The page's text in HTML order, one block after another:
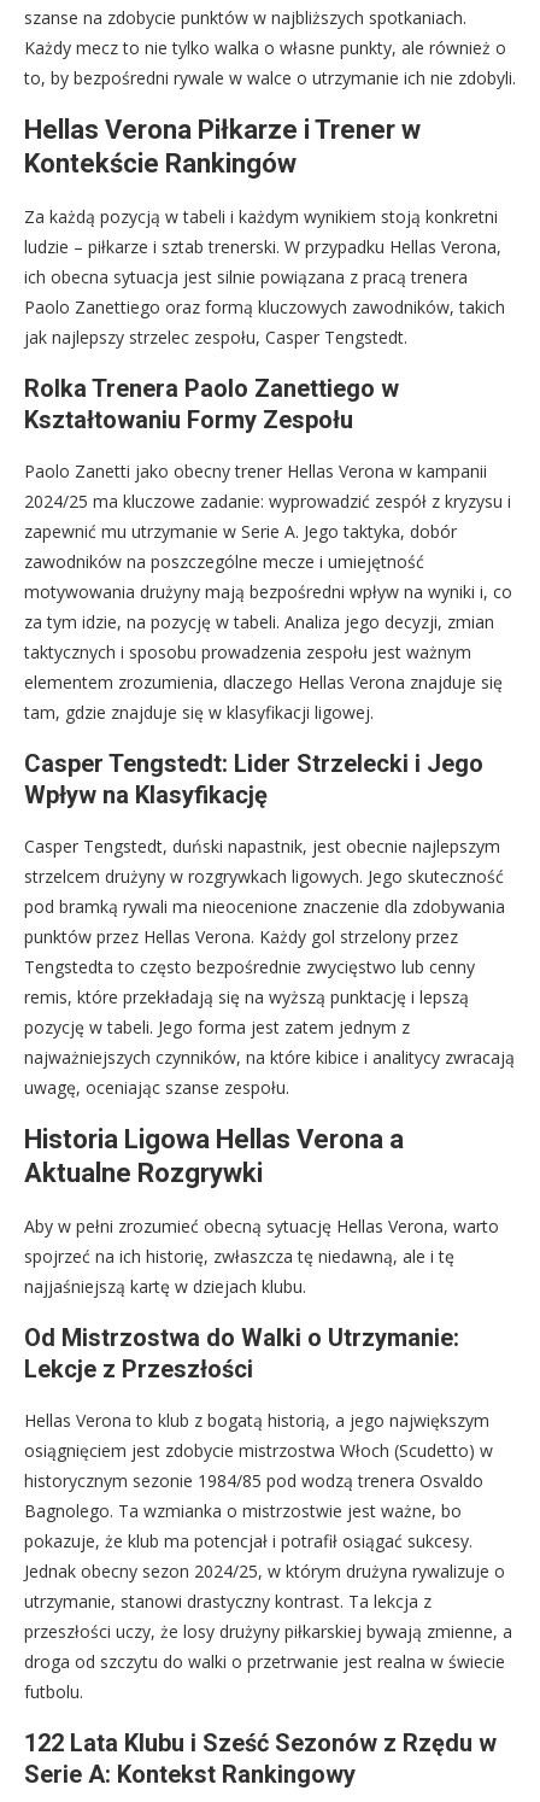
szanse na zdobycie punktów w najbliższych spotkaniach.
Każdy mecz to nie tylko walka o własne punkty, ale również o
to, by bezpośredni rywale w walce o utrzymanie ich nie zdobyli.
Hellas Verona Piłkarze i Trener w
Kontekście Rankingów
Za każdą pozycją w tabeli i każdym wynikiem stoją konkretni
ludzie – piłkarze i sztab trenerski. W przypadku Hellas Verona,
ich obecna sytuacja jest silnie powiązana z pracą trenera
Paolo Zanettiego oraz formą kluczowych zawodników, takich
jak najlepszy strzelec zespołu, Casper Tengstedt.
Rolka Trenera Paolo Zanettiego w
Kształtowaniu Formy Zespołu
Paolo Zanetti jako obecny trener Hellas Verona w kampanii
2024/25 ma kluczowe zadanie: wyprowadzić zespół z kryzysu i
zapewnić mu utrzymanie w Serie A. Jego taktyka, dobór
zawodników na poszczególne mecze i umiejętność
motywowania drużyny mają bezpośredni wpływ na wyniki i, co
za tym idzie, na pozycję w tabeli. Analiza jego decyzji, zmian
taktycznych i sposobu prowadzenia zespołu jest ważnym
elementem zrozumienia, dlaczego Hellas Verona znajduje się
tam, gdzie znajduje się w klasyfikacji ligowej.
Casper Tengstedt: Lider Strzelecki i Jego
Wpływ na Klasyfikację
Casper Tengstedt, duński napastnik, jest obecnie najlepszym
strzelcem drużyny w rozgrywkach ligowych. Jego skuteczność
pod bramką rywali ma nieocenione znaczenie dla zdobywania
punktów przez Hellas Verona. Każdy gol strzelony przez
Tengstedta to często bezpośrednie zwycięstwo lub cenny
remis, które przekładają się na wyższą punktację i lepszą
pozycję w tabeli. Jego forma jest zatem jednym z
najważniejszych czynników, na które kibice i analitycy zwracają
uwagę, oceniając szanse zespołu.
Historia Ligowa Hellas Verona a
Aktualne Rozgrywki
Aby w pełni zrozumieć obecną sytuację Hellas Verona, warto
spojrzeć na ich historię, zwłaszcza tę niedawną, ale i tę
najjaśniejszą kartę w dziejach klubu.
Od Mistrzostwa do Walki o Utrzymanie:
Lekcje z Przeszłości
Hellas Verona to klub z bogatą historią, a jego największym
osiągnięciem jest zdobycie mistrzostwa Włoch (Scudetto) w
historycznym sezonie 1984/85 pod wodzą trenera Osvaldo
Bagnolego. Ta wzmianka o mistrzostwie jest ważne, bo
pokazuje, że klub ma potencjał i potrafił osiągać sukcesy.
Jednak obecny sezon 2024/25, w którym drużyna rywalizuje o
utrzymanie, stanowi drastyczny kontrast. Ta lekcja z
przeszłości uczy, że losy drużyny piłkarskiej bywają zmienne, a
droga od szczytu do walki o przetrwanie jest realna w świecie
futbolu.
122 Lata Klubu i Sześć Sezonów z Rzędu w
Serie A: Kontekst Rankingowy